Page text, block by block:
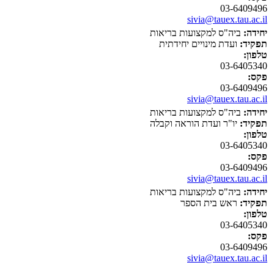
03-6409496
sivia@tauex.tau.ac.il
יחידה: ביה"ס למקצועות בריאות
תפקיד: ועדת מינויים יחידתית
טלפון:
03-6405340
פקס:
03-6409496
sivia@tauex.tau.ac.il
יחידה: ביה"ס למקצועות בריאות
תפקיד: יו"ר ועדת הוראה וקבלה
טלפון:
03-6405340
פקס:
03-6409496
sivia@tauex.tau.ac.il
יחידה: ביה"ס למקצועות בריאות
תפקיד: ראש בית הספר
טלפון:
03-6405340
פקס:
03-6409496
sivia@tauex.tau.ac.il